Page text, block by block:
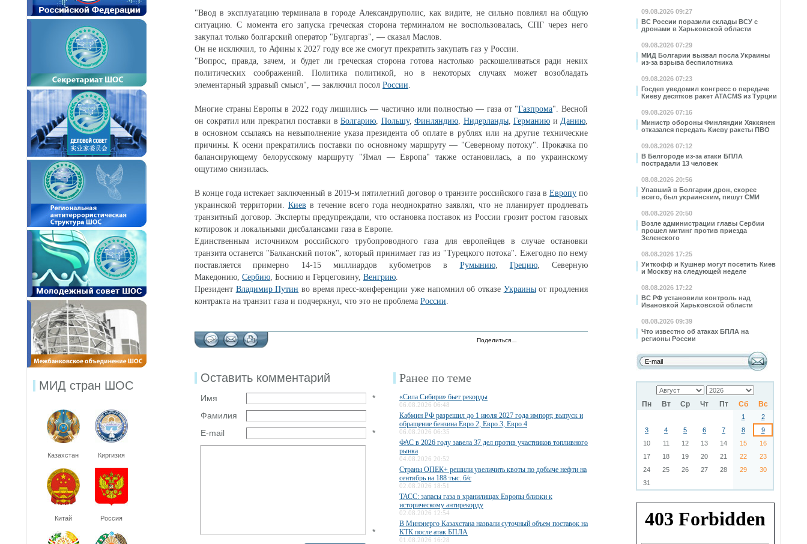
09.08.2026 09:27
ВС России поразили склады ВСУ с
дронами в Харьковской области
09.08.2026 07:29
МИД Болгарии вызвал посла Украины
из-за взрыва беспилотника
09.08.2026 07:23
Госдеп уведомил конгресс о передаче
Киеву десятков ракет ATACMS из Турции
09.08.2026 07:16
Министр обороны Финляндии Хяккянен
отказался передать Киеву ракеты ПВО
09.08.2026 07:12
В Белгороде из-за атаки БПЛА
пострадали 13 человек
08.08.2026 20:56
Упавший в Болгарии дрон, скорее
всего, был украинским, пишут СМИ
08.08.2026 20:50
Возле администрации главы Сербии
прошел митинг против приезда
Зеленского
08.08.2026 17:25
Уиткофф и Кушнер могут посетить Киев
и Москву на следующей неделе
08.08.2026 17:22
ВС РФ установили контроль над
Ивановкой Харьковской области
08.08.2026 09:39
Что известно об атаках БПЛА на
регионы России
Пн Вт Ср Чт Пт Сб Вс
1
2
3
4 5 6 7 8
9
10
11 12 13 14 15
16
17
18 19 20 21 22
23
24
25 26 27 28 29
30
31
МИД стран ШОС
Казахстан Киргизия
Китай Россия
"Ввод в эксплуатацию терминала в городе Александруполис, как видите, не сильно повлиял на общую
ситуацию. С момента его запуска греческая сторона терминалом не воспользовалась, СПГ через него
закупал только болгарский оператор "Булгаргаз", — сказал Маслов.
Он не исключил, то Афины к 2027 году все же смогут прекратить закупать газ у России.
"Вопрос, правда, зачем, и будет ли греческая сторона готова настолько раскошеливаться ради неких
политических соображений. Политика политикой, но в некоторых случаях может возобладать
элементарный здравый смысл", — заключил посол России.
Многие страны Европы в 2022 году лишились — частично или полностью — газа от "Газпрома". Весной
он сократил или прекратил поставки в Болгарию, Польшу, Финляндию, Нидерланды, Германию и Данию,
в основном ссылаясь на невыполнение указа президента об оплате в рублях или на другие технические
причины. К осени прекратились поставки по основному маршруту — "Северному потоку". Прокачка по
балансирующему белорусскому маршруту "Ямал — Европа" также остановилась, а по украинскому
ощутимо снизилась.
В конце года истекает заключенный в 2019-м пятилетний договор о транзите российского газа в Европу по
украинской территории. Киев в течение всего года неоднократно заявлял, что не планирует продлевать
транзитный договор. Эксперты предупреждали, что остановка поставок из России грозит ростом газовых
котировок и локальными дисбалансами газа в Европе.
Единственным источником российского трубопроводного газа для европейцев в случае остановки
транзита останется "Балканский поток", который принимает газ из "Турецкого потока". Ежегодно по нему
поставляется примерно 14-15 миллиардов кубометров в Румынию, Грецию, Северную
Македонию, Сербию, Боснию и Герцеговину, Венгрию.
Президент Владимир Путин во время пресс-конференции уже напомнил об отказе Украиныот продления
контракта на транзит газа и подчеркнул, что это не проблема России.
Поделиться…
Оставить комментарий
Имя
*
Фамилия
E-mail
*
*
Ранее по теме
«Сила Сибири» бьет рекорды
06.08.2026 06:48
Кабмин РФ разрешил до 1 июля 2027 года импорт, выпуск и
обращение бензина Евро 2, Евро 3, Евро 4
06.08.2026 06:35
ФАС в 2026 году завела 37 дел против участников топливного
рынка
04.08.2026 20:52
Страны ОПЕК+ решили увеличить квоты по добыче нефти на
сентябрь на 188 тыс. б/с
02.08.2026 18:51
ТАСС: запасы газа в хранилищах Европы близки к
историческому антирекорду
02.08.2026 12:54
В Минэнерго Казахстана назвали суточный объем поставок на
КТК после атак БПЛА
01.08.2026 16:28